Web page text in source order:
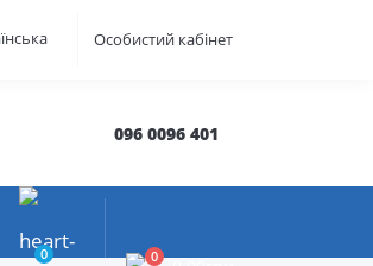
Особистий кабінет
096 0096 401
0 0